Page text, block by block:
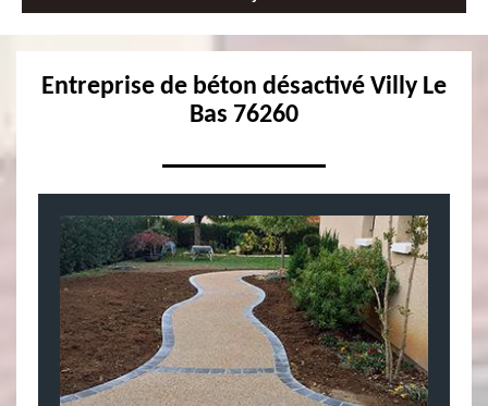
Entreprise de béton désactivé Villy Le
Bas 76260